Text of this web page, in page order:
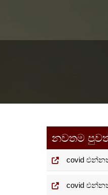
නවතම
covid
covid